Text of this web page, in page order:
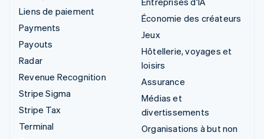
Liens de paiement
Payments
Payouts
Radar
Revenue Recognition
Stripe Sigma
Stripe Tax
Terminal
Économie des créateurs
Jeux
Hôtellerie, voyages et
loisirs
Assurance
Médias et
divertissements
Organisations à but non